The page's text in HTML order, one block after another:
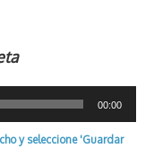
00:00
y seleccione 'Guardar